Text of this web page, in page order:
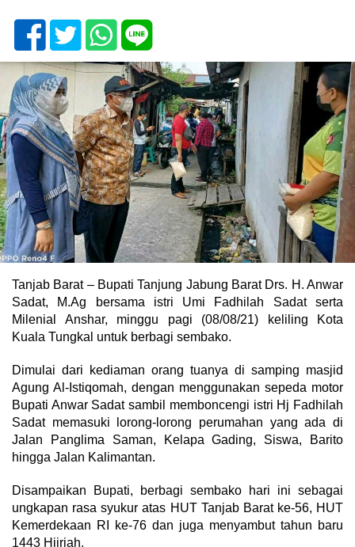
Tanjab Barat – Bupati Tanjung Jabung Barat Drs. H. Anwar
Sadat, M.Ag bersama istri Umi Fadhilah Sadat serta
Milenial Anshar, minggu pagi (08/08/21) keliling Kota
Kuala Tungkal untuk berbagi sembako.
Dimulai dari kediaman orang tuanya di samping masjid
Agung Al-Istiqomah, dengan menggunakan sepeda motor
Bupati Anwar Sadat sambil memboncengi istri Hj Fadhilah
Sadat memasuki lorong-lorong perumahan yang ada di
Jalan Panglima Saman, Kelapa Gading, Siswa, Barito
hingga Jalan Kalimantan.
Disampaikan Bupati, berbagi sembako hari ini sebagai
ungkapan rasa syukur atas HUT Tanjab Barat ke-56, HUT
Kemerdekaan RI ke-76 dan juga menyambut tahun baru
1443 Hijriah.